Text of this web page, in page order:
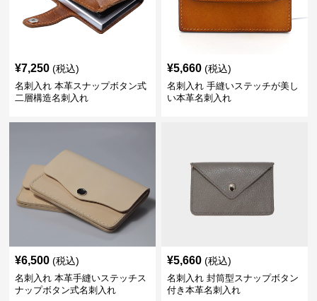
¥7,250 (税込)
名刺入れ 本革スナップボタン式
二層構造名刺入れ
¥5,660 (税込)
名刺入れ 手縫いステッチが美し
い本革名刺入れ
¥6,500 (税込)
名刺入れ 本革手縫いステッチス
ナップボタン式名刺入れ
¥5,660 (税込)
名刺入れ 封筒型スナップボタン
付き本革名刺入れ